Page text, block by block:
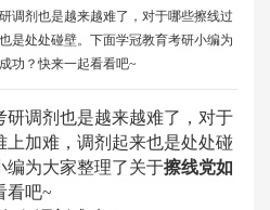
调剂也是越来越难了，对于哪些擦线过
是处处碰壁。下面学冠教育考研小编为
功？快来一起看看吧~
研调剂也是越来越难了，对于
上加难，调剂起来也是处处碰
编为大家整理了关于擦线党如
看吧~